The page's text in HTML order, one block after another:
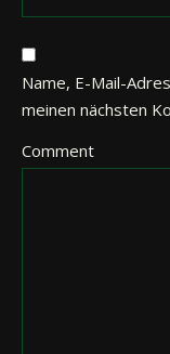
Name, E-Mail-
meinen nächsten
Comment